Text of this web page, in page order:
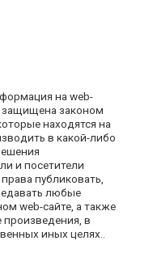
на web-
защищена законом
находятся на
в какой-либо
и посетители
публиковать,
любые
web-сайте, а также
произведения, в
иных целях..